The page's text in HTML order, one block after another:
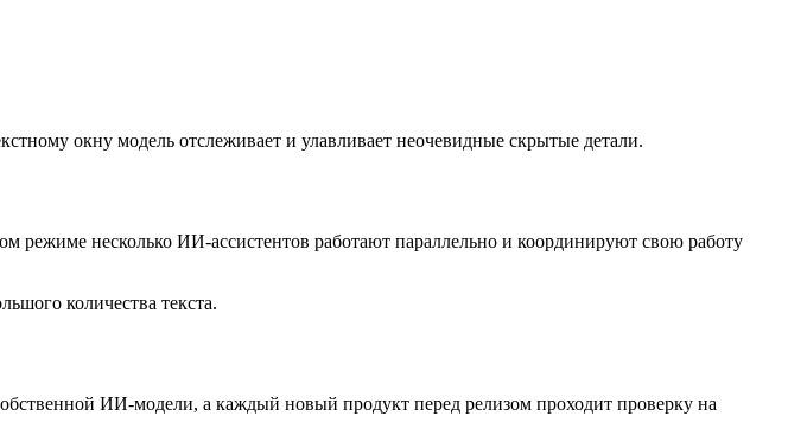
окну модель отслеживает и улавливает неочевидные скрытые детали.
режиме несколько ИИ-ассистентов работают параллельно и координируют свою работу
количества текста.
ИИ-модели, а каждый новый продукт перед релизом проходит проверку на